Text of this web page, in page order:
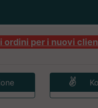
ordini per i nuovi